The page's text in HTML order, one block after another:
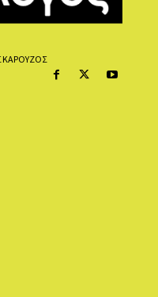
ΚΑΡΟΥΖΟΣ